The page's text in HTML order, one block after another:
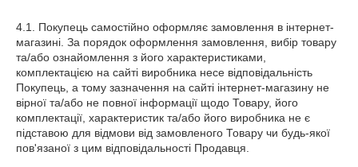
4.1. Покупець самостійно оформляє замовлення в інтернет-
магазині. За порядок оформлення замовлення, вибір товару
та/або ознайомлення з його характеристиками,
комплектацією на сайті виробника несе відповідальність
Покупець, а тому зазначення на сайті інтернет-магазину не
вірної та/або не повної інформації щодо Товару, його
комплектації, характеристик та/або його виробника не є
підставою для відмови від замовленого Товару чи будь-якої
пов'язаної з цим відповідальності Продавця.